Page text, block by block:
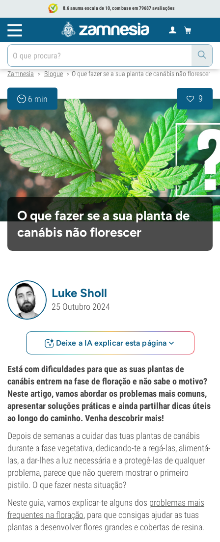
8.6 anuma escala de 10, com base em 79687 avaliações
Zamnesia > Blogue > O que fazer se a sua planta de canábis não florescer
6 min 9
O que fazer se a sua planta de
canábis não florescer
Luke Sholl
25 Outubro 2024
Deixe a IA explicar esta página
Está com dificuldades para que as suas plantas de
canábis entrem na fase de floração e não sabe o motivo?
Neste artigo, vamos abordar os problemas mais comuns,
apresentar soluções práticas e ainda partilhar dicas úteis
ao longo do caminho. Venha descobrir mais!
Depois de semanas a cuidar das tuas plantas de canábis
durante a fase vegetativa, dedicando-te a regá-las, alimentá-
las, a dar-lhes a luz necessária e a protegê-las de qualquer
problema, parece que não querem mostrar o primeiro
pistilo. O que fazer nesta situação?
Neste guia, vamos explicar-te alguns dos problemas mais
frequentes na floração, para que consigas ajudar as tuas
plantas a desenvolver flores grandes e cobertas de resina.